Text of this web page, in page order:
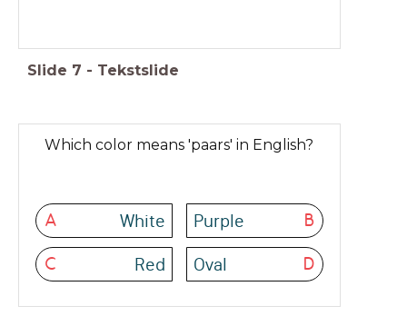
Slide 7 - Tekstslide
Which color means 'paars' in English?
A White B
Purple
C Red D
Oval